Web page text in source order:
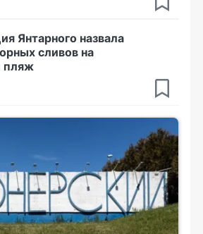
Янтарного назвала
сливов на
пляж